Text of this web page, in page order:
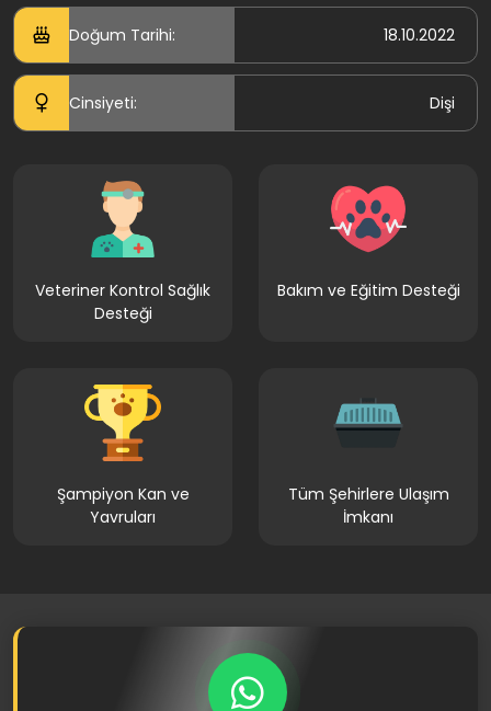
Doğum Tarihi: 18.10.2022
Cinsiyeti: Dişi
Veteriner Kontrol Sağlık
Desteği
Bakım ve Eğitim Desteği
Şampiyon Kan ve
Yavruları
Tüm Şehirlere Ulaşım
İmkanı